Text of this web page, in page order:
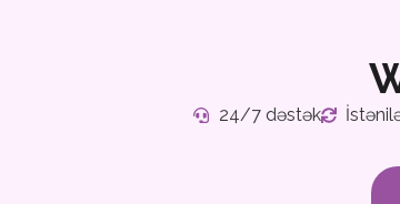
24/7 dəstək